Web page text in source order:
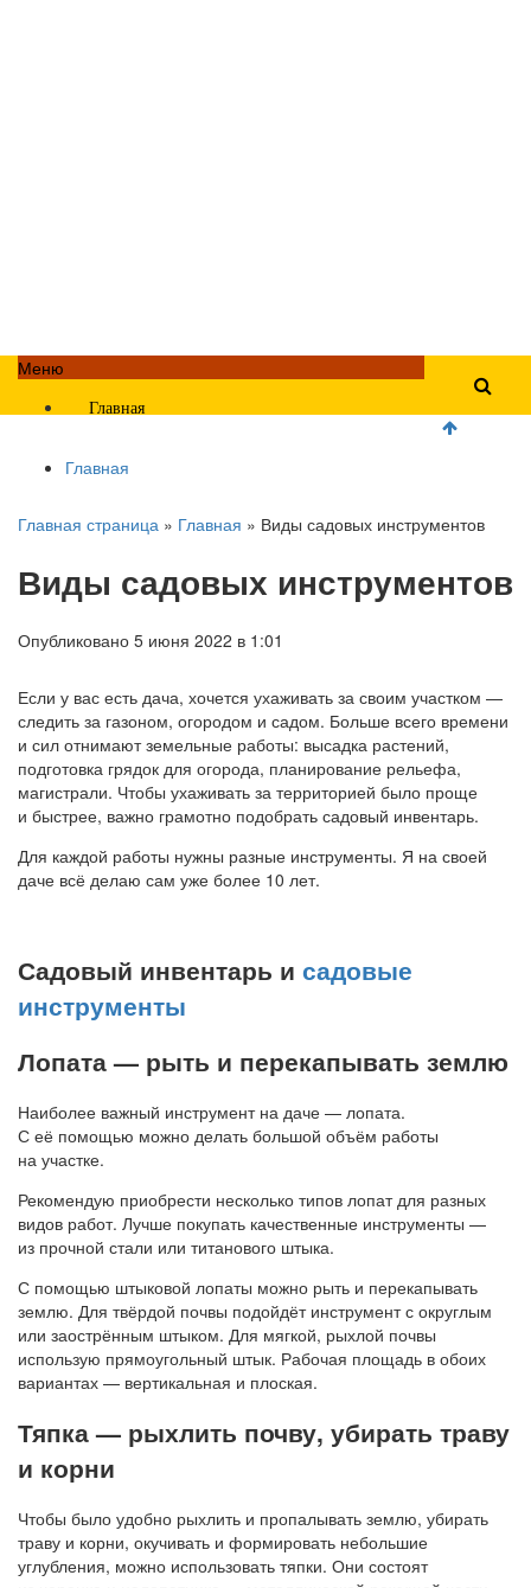
Меню
Главная
Главная
Главная страница » Главная » Виды садовых инструментов
Виды садовых инструментов
Опубликовано 5 июня 2022 в 1:01
Если у вас есть дача, хочется ухаживать за своим участком —
следить за газоном, огородом и садом. Больше всего времени
и сил отнимают земельные работы: высадка растений,
подготовка грядок для огорода, планирование рельефа,
магистрали. Чтобы ухаживать за территорией было проще
и быстрее, важно грамотно подобрать садовый инвентарь.
Для каждой работы нужны разные инструменты. Я на своей
даче всё делаю сам уже более 10 лет.
Садовый инвентарь и садовые
инструменты
Лопата — рыть и перекапывать землю
Наиболее важный инструмент на даче — лопата.
С её помощью можно делать большой объём работы
на участке.
Рекомендую приобрести несколько типов лопат для разных
видов работ. Лучше покупать качественные инструменты —
из прочной стали или титанового штыка.
С помощью штыковой лопаты можно рыть и перекапывать
землю. Для твёрдой почвы подойдёт инструмент с округлым
или заострённым штыком. Для мягкой, рыхлой почвы
использую прямоугольный штык. Рабочая площадь в обоих
вариантах — вертикальная и плоская.
Тяпка — рыхлить почву, убирать траву
и корни
Чтобы было удобно рыхлить и пропалывать землю, убирать
траву и корни, окучивать и формировать небольшие
углубления, можно использовать тяпки. Они состоят